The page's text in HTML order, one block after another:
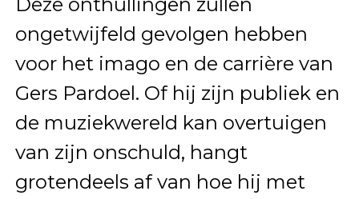
ongetwijfeld gevolgen hebben
voor het imago en de carrière van
Gers Pardoel. Of hij zijn publiek en
de muziekwereld kan overtuigen
van zijn onschuld, hangt
grotendeels af van hoe hij met